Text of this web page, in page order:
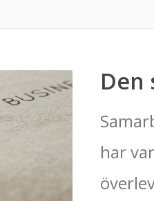
Den
har